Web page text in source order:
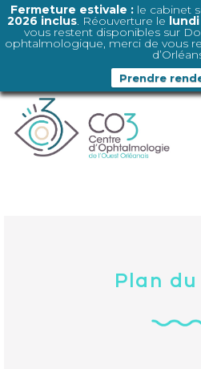
Fermeture estivale : le cabinet
2026 inclus. Réouverture le lundi
vous restent disponibles sur
ophtalmologique, merci de vous
Prendre
Plan